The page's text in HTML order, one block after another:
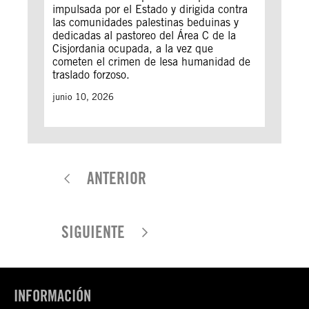
impulsada por el Estado y dirigida contra
las comunidades palestinas beduinas y
dedicadas al pastoreo del Área C de la
Cisjordania ocupada, a la vez que
cometen el crimen de lesa humanidad de
traslado forzoso.
junio 10, 2026
ANTERIOR
SIGUIENTE
INFORMACIÓN